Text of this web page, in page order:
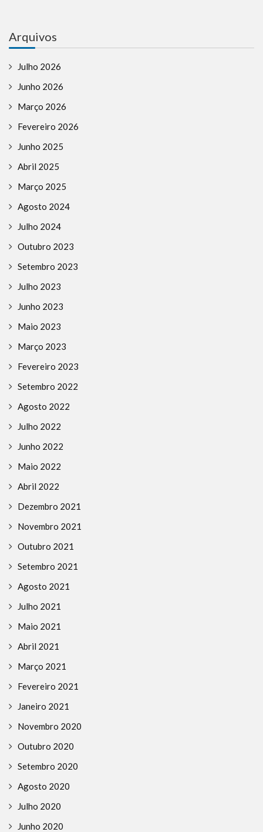
Arquivos
Julho 2026
Junho 2026
Março 2026
Fevereiro 2026
Junho 2025
Abril 2025
Março 2025
Agosto 2024
Julho 2024
Outubro 2023
Setembro 2023
Julho 2023
Junho 2023
Maio 2023
Março 2023
Fevereiro 2023
Setembro 2022
Agosto 2022
Julho 2022
Junho 2022
Maio 2022
Abril 2022
Dezembro 2021
Novembro 2021
Outubro 2021
Setembro 2021
Agosto 2021
Julho 2021
Maio 2021
Abril 2021
Março 2021
Fevereiro 2021
Janeiro 2021
Novembro 2020
Outubro 2020
Setembro 2020
Agosto 2020
Julho 2020
Junho 2020